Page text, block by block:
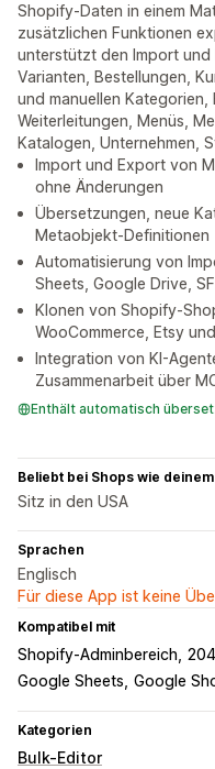
Shopify-Daten in einem
zusätzlichen Funktionen
unterstützt den Import
Varianten, Bestellungen,
und manuellen
Weiterleitungen, Menüs,
Katalogen, Unternehmen,
Import und Export von
ohne Änderungen
Übersetzungen, neue
Metaobjekt-Definitionen
Automatisierung von
Sheets, Google Drive,
Klonen von Shopify-
WooCommerce, Etsy
Integration von KI-
Zusammenarbeit über
Enthält automatisch
Beliebt bei Shops wie deinem
Sitz in den USA
Sprachen
Englisch
Für diese App ist keine
Kompatibel mit
Shopify-Adminbereich
Google Sheets Google
Kategorien
Bulk-Editor